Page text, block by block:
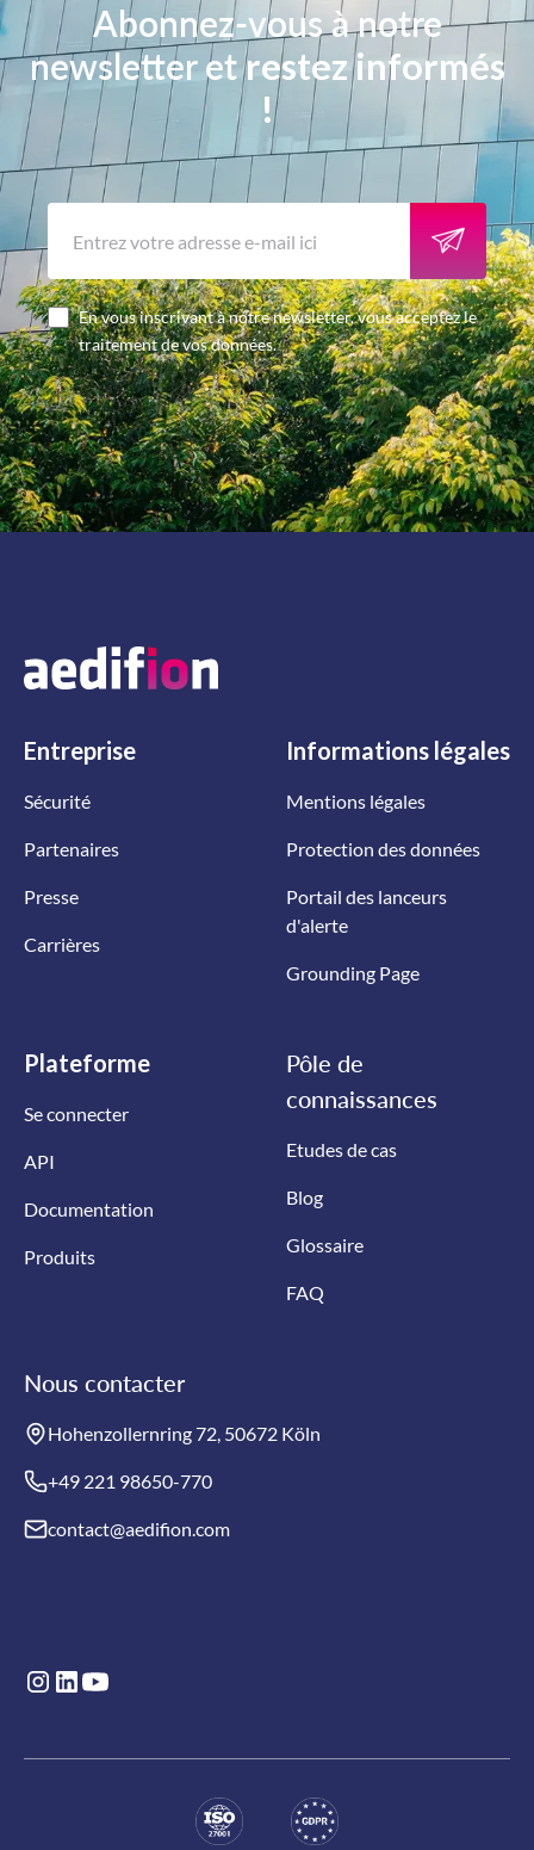
Abonnez-vous à notre
newsletter etrestez informés
!
En vous inscrivant à notre newsletter, vous acceptez le
traitement de vos données.
Entreprise
Sécurité
Partenaires
Presse
Carrières
Informations légales
Mentions légales
Protection des données
Portail des lanceurs
d'alerte
Grounding Page
Plateforme
Se connecter
API
Documentation
Produits
Pôle de
connaissances
Etudes de cas
Blog
Glossaire
FAQ
Nous contacter
Hohenzollernring 72, 50672 Köln
+49 221 98650-770
contact@aedifion.com